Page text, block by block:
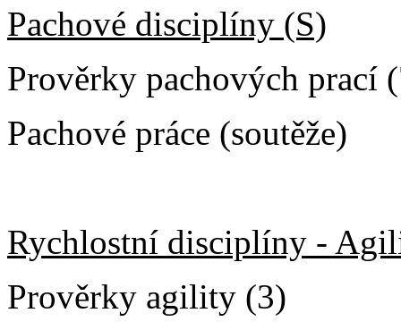
Pachové disciplíny (S)
Prověrky pachových prací
Pachové práce (soutěže)
Rychlostní disciplíny -
Prověrky agility (3)